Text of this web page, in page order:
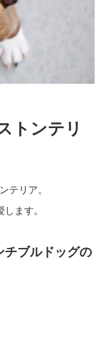
トンテリ
テリア。
ます。
ブルドッグの